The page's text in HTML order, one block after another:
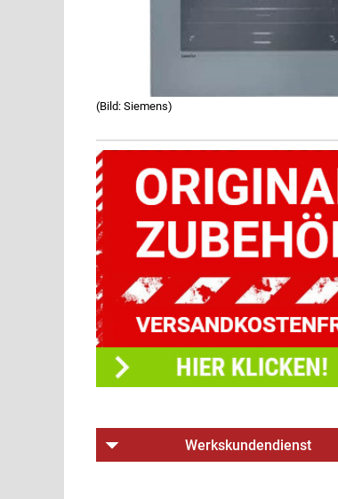
(Bild: Siemens)
Werkskundendienst